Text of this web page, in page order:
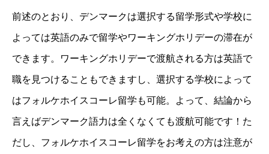
前述のとおり、デンマークは選択する留学形式や学校に
よっては英語のみで留学やワーキングホリデーの滞在が
できます。ワーキングホリデーで渡航される方は英語で
職を見つけることもできますし、選択する学校によって
はフォルケホイスコーレ留学も可能。よって、結論から
言えばデンマーク語力は全くなくても渡航可能です！た
だし、フォルケホイスコーレ留学をお考えの方は注意が